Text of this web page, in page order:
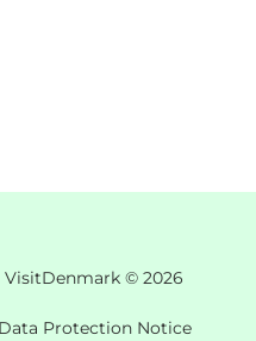
VisitDenmark © 2026
Data Protection Notice